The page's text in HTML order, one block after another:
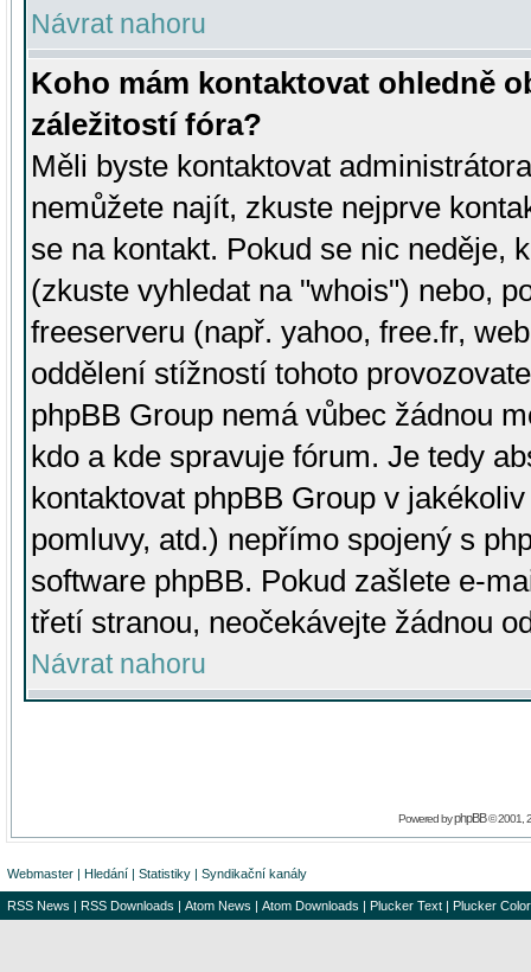
Návrat nahoru
Koho mám kontaktovat ohledně
záležitostí fóra?
Měli byste kontaktovat
nemůžete najít, zkuste nejprve
se na kontakt. Pokud se nic neděje,
(zkuste vyhledat na "whois") nebo,
freeserveru (např. yahoo, free.fr,
oddělení stížností tohoto
phpBB Group nemá vůbec žádnou
kdo a kde spravuje fórum. Je tedy
kontaktovat phpBB Group v
pomluvy, atd.) nepřímo spojený s
software phpBB. Pokud zašlete e-
třetí stranou, neočekávejte žádnou
Návrat nahoru
Powered byphpBB© 2001,
Webmaster | Hledání | Statistiky | Syndikační kanály
RSS News | RSS Downloads | Atom News | Atom Downloads | Plucker Text | Plucker Color